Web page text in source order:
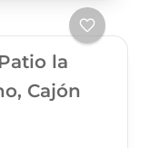
la
Cajón